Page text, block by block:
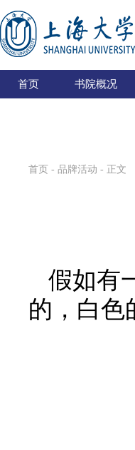
首页 书院概况
首页 - 品牌活动 - 正文
假如有
的 ， 白色